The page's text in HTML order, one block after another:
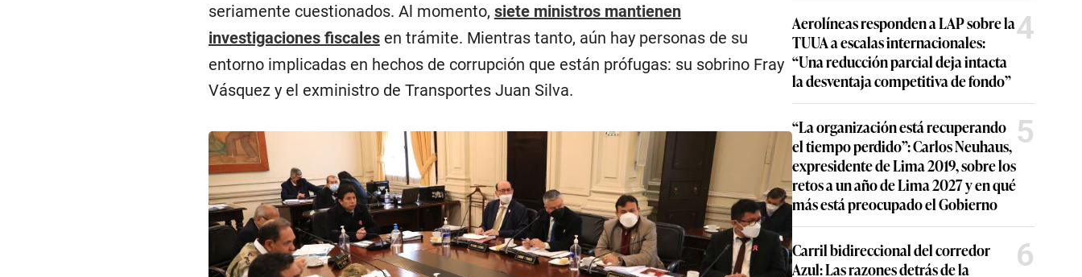
seriamente cuestionados. Al momento, siete ministros mantienen
investigaciones fiscalesen trámite. Mientras tanto, aún hay personas de su
entorno implicadas en hechos de corrupción que están prófugas: su sobrino Fray
Vásquez y el exministro de Transportes Juan Silva.
Aerolíneas responden a LAP sobre la
TUUA a escalas internacionales:
“Una reducción parcial deja intacta
la desventaja competitiva de fondo”
4
“La organización está recuperando
el tiempo perdido”: Carlos Neuhaus,
expresidente de Lima 2019, sobre los
retos a un año de Lima 2027 y en qué
más está preocupado el Gobierno
5
Carril bidireccional del corredor
Azul: Las razones detrás de la
6